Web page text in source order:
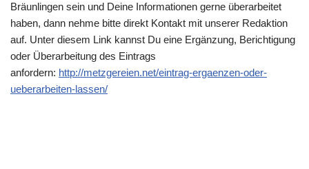
Bräunlingen sein und Deine Informationen gerne überarbeitet
haben, dann nehme bitte direkt Kontakt mit unserer Redaktion
auf. Unter diesem Link kannst Du eine Ergänzung, Berichtigung
oder Überarbeitung des Eintrags
anfordern: http://metzgereien.net/eintrag-ergaenzen-oder-
ueberarbeiten-lassen/